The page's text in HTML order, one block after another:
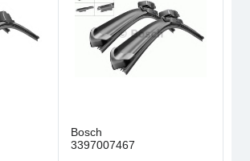
Bosch
3397007467